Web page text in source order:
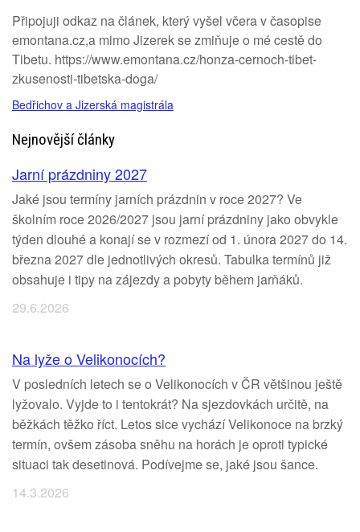
Připojuji odkaz na článek, který vyšel včera v časopise
emontana.cz,a mimo Jizerek se zmiňuje o mé cestě do
Tibetu. https://www.emontana.cz/honza-cernoch-tibet-
zkusenosti-tibetska-doga/
Bedřichov a Jizerská magistrála
Nejnovější články
Jarní prázdniny 2027
Jaké jsou termíny jarních prázdnin v roce 2027? Ve
školním roce 2026/2027 jsou jarní prázdniny jako obvykle
týden dlouhé a konají se v rozmezí od 1. února 2027 do 14.
března 2027 dle jednotlivých okresů. Tabulka termínů již
obsahuje i tipy na zájezdy a pobyty během jarňáků.
29.6.2026
Na lyže o Velikonocích?
V posledních letech se o Velikonocích v ČR většinou ještě
lyžovalo. Vyjde to i tentokrát? Na sjezdovkách určitě, na
běžkách těžko říct. Letos sice vychází Velikonoce na brzký
termín, ovšem zásoba sněhu na horách je oproti typické
situaci tak desetinová. Podívejme se, jaké jsou šance.
14.3.2026